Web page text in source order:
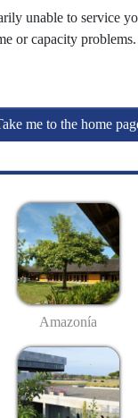
unable to service
or capacity
me to the home
Amazonía